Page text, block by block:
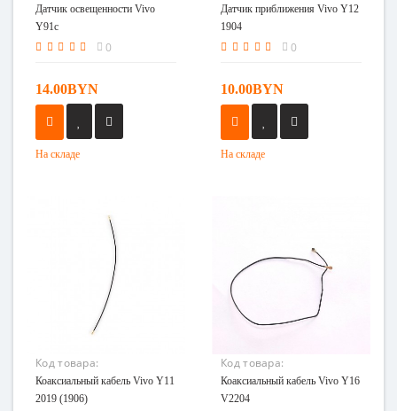
освещенности Vivo Y91c
Датчик освещенности Vivo
Y91c
0
14.00BYN
На складе
приближения Vivo Y12
1904
Датчик приближения Vivo Y12
1904
0
10.00BYN
На складе
Код товара:
Коаксиальный кабель
Vivo Y11 2019 (1906)
Коаксиальный кабель Vivo Y11
2019 (1906)
Код товара:
Коаксиальный кабель
Vivo Y16 V2204
Коаксиальный кабель Vivo Y16
V2204